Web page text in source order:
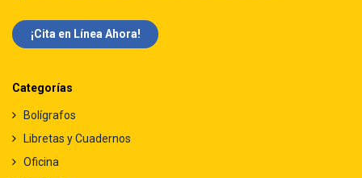
¡Cita en Línea Ah​​ora!
Categorías
Bolígrafos
Libretas y Cuadernos
Oficina